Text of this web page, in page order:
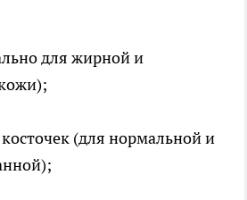
для жирной и
(для нормальной и